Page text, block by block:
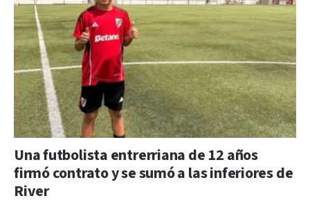
Una futbolista entrerriana de 12 años
firmó contrato y se sumó a las inferiores de
River